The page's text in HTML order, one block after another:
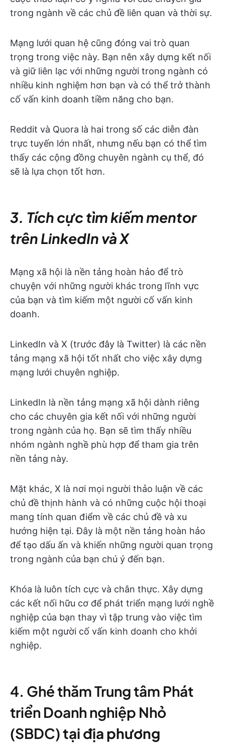
trong ngành về các chủ đề liên quan và thời sự.
Mạng lưới quan hệ cũng đóng vai trò quan
trọng trong việc này. Bạn nên xây dựng kết nối
và giữ liên lạc với những người trong ngành có
nhiều kinh nghiệm hơn bạn và có thể trở thành
cố vấn kinh doanh tiềm năng cho bạn.
Reddit và Quora là hai trong số các diễn đàn
trực tuyến lớn nhất, nhưng nếu bạn có thể tìm
thấy các cộng đồng chuyên ngành cụ thể, đó
sẽ là lựa chọn tốt hơn.
3. Tích cực tìm kiếm mentor
trên LinkedIn và X
Mạng xã hội là nền tảng hoàn hảo để trò
chuyện với những người khác trong lĩnh vực
của bạn và tìm kiếm một người cố vấn kinh
doanh.
LinkedIn và X (trước đây là Twitter) là các nền
tảng mạng xã hội tốt nhất cho việc xây dựng
mạng lưới chuyên nghiệp.
LinkedIn là nền tảng mạng xã hội dành riêng
cho các chuyên gia kết nối với những người
trong ngành của họ. Bạn sẽ tìm thấy nhiều
nhóm ngành nghề phù hợp để tham gia trên
nền tảng này.
Mặt khác, X là nơi mọi người thảo luận về các
chủ đề thịnh hành và có những cuộc hội thoại
mang tính quan điểm về các chủ đề và xu
hướng hiện tại. Đây là một nền tảng hoàn hảo
để tạo dấu ấn và khiến những người quan trọng
trong ngành của bạn chú ý đến bạn.
Khóa là luôn tích cực và chân thực. Xây dựng
các kết nối hữu cơ để phát triển mạng lưới nghề
nghiệp của bạn thay vì tập trung vào việc tìm
kiếm một người cố vấn kinh doanh cho khởi
nghiệp.
4. Ghé thăm Trung tâm Phát
triển Doanh nghiệp Nhỏ
(SBDC)tại địa phương